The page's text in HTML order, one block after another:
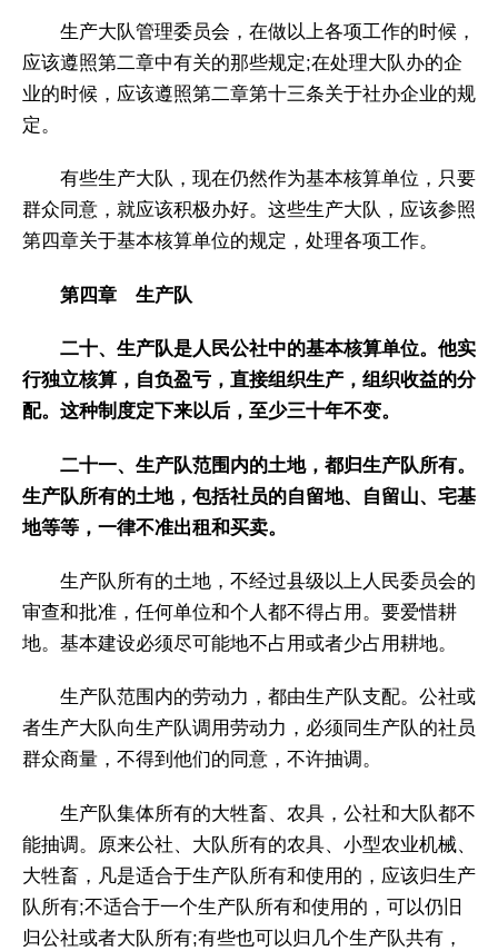
生产大队管理委员会，在做以上各项工作的时候，
应该遵照第二章中有关的那些规定;在处理大队办的企
业的时候，应该遵照第二章第十三条关于社办企业的规
定。
有些生产大队，现在仍然作为基本核算单位，只要
群众同意，就应该积极办好。这些生产大队，应该参照
第四章关于基本核算单位的规定，处理各项工作。
第四章 生产队
二十、生产队是人民公社中的基本核算单位。他实
行独立核算，自负盈亏，直接组织生产，组织收益的分
配。这种制度定下来以后，至少三十年不变。
二十一、生产队范围内的土地，都归生产队所有。
生产队所有的土地，包括社员的自留地、自留山、宅基
地等等，一律不准出租和买卖。
生产队所有的土地，不经过县级以上人民委员会的
审查和批准，任何单位和个人都不得占用。要爱惜耕
地。基本建设必须尽可能地不占用或者少占用耕地。
生产队范围内的劳动力，都由生产队支配。公社或
者生产大队向生产队调用劳动力，必须同生产队的社员
群众商量，不得到他们的同意，不许抽调。
生产队集体所有的大牲畜、农具，公社和大队都不
能抽调。原来公社、大队所有的农具、小型农业机械、
大牲畜，凡是适合于生产队所有和使用的，应该归生产
队所有;不适合于一个生产队所有和使用的，可以仍旧
归公社或者大队所有;有些也可以归几个生产队共有，